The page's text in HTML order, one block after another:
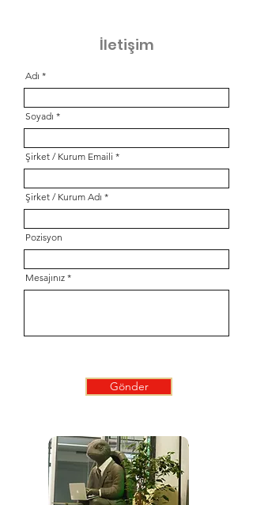
İletişim
Adı
Soyadı
Şirket / Kurum Emaili
Şirket / Kurum Adı
Pozisyon
Mesajınız
Gönder